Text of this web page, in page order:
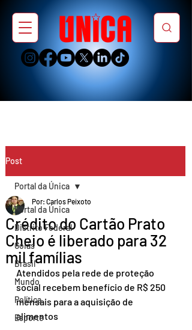
Post
Portal da Única
Distrito Federal
Goiás
Brasil
Mundo
Política
Esporte
Portal da Única
Crédito do Cartão Prato
Cheio é liberado para 32
mil famílias
Por: Carlos Peixoto
Atendidos pela rede de proteção
social recebem benefício de R$ 250
mensais para a aquisição de
alimentos